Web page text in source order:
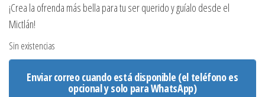
¡Crea la ofrenda más bella para tu ser querido y guíalo desde el
Mictlán!
Sin existencias
Enviar correo cuando está disponible (el teléfono es
opcional y solo para WhatsApp)